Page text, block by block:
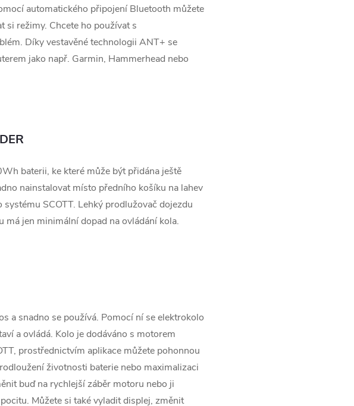
automatického připojení Bluetooth můžete
si režimy. Chcete ho používat s
Díky vestavěné technologii ANT+ se
jako např. Garmin, Hammerhead nebo
baterii, ke které může být přidána ještě
nainstalovat místo předního košíku na lahev
SCOTT. Lehký prodlužovač dojezdu
má jen minimální dopad na ovládání kola.
a snadno se používá. Pomocí ní se elektrokolo
a ovládá. Kolo je dodáváno s motorem
prostřednictvím aplikace můžete pohonnou
životnosti baterie nebo maximalizaci
buď na rychlejší záběr motoru nebo ji
Můžete si také vyladit displej, změnit